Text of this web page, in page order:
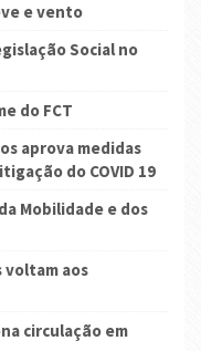
e vento
Social no
do FCT
aprova medidas
do COVID 19
Mobilidade e dos
voltam aos
circulação em